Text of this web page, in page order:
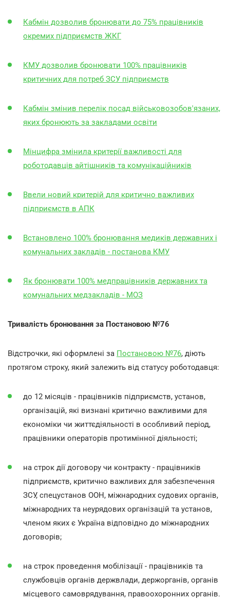
Кабмін дозволив бронювати до 75% працівників
окремих підприємств ЖКГ
КМУ дозволив бронювати 100% працівників
критичних для потреб ЗСУ підприємств
Кабмін змінив перелік посад військовозобов'язаних,
яких бронюють за закладами освіти
Мінцифра змінила критерії важливості для
роботодавців айтішників та комунікаційників
Ввели новий критерій для критично важливих
підприємств в АПК
Встановлено 100% бронювання медиків державних і
комунальних закладів - постанова КМУ
Як бронювати 100% медпрацівників державних та
комунальних медзакладів - МОЗ
Тривалість бронювання за Постановою №76
Відстрочки, які оформлені за Постановою №76, діють
протягом строку, який залежить від статусу роботодавця:
до 12 місяців - працівників підприємств, установ,
організацій, які визнані критично важливими для
економіки чи життєдіяльності в особливий період,
працівники операторів протимінної діяльності;
на строк дії договору чи контракту - працівників
підприємств, критично важливих для забезпечення
ЗСУ, спецустанов ООН, міжнародних судових органів,
міжнародних та неурядових організацій та установ,
членом яких є Україна відповідно до міжнародних
договорів;
на строк проведення мобілізації - працівників та
службовців органів держвлади, держорганів, органів
місцевого самоврядування, правоохоронних органів.